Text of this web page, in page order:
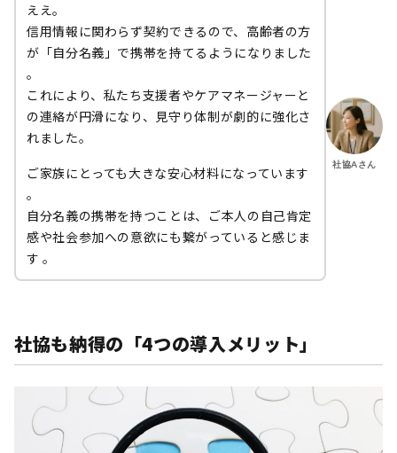
社協Aさん
ええ。
信用情報に関わらず契約できるので、高齢者の方
が「自分名義」で携帯を持てるようになりました
。
これにより、私たち支援者やケアマネージャーと
の連絡が円滑になり、見守り体制が劇的に強化さ
れました。
ご家族にとっても大きな安心材料になっています
。
自分名義の携帯を持つことは、ご本人の自己肯定
感や社会参加への意欲にも繋がっていると感じま
す 。
社協も納得の「4つの導入メリット」